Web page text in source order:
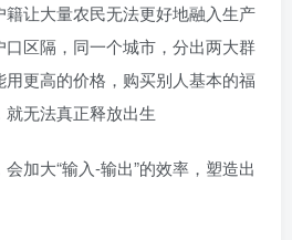
让大量农民无法更好地融入生产
区隔，同一个城市，分出两大群
更高的价格，购买别人基本的福
无法真正释放出生
加大“输入-输出”的效率，塑造出